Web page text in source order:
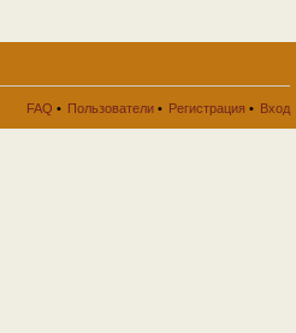
FAQ • Пользователи • Регистрация • Вход